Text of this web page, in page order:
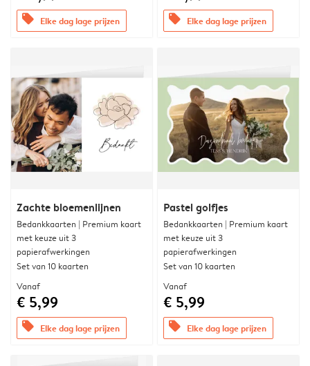
offers Elke dag lage prijzen offers Elke dag lage prijzen
Zachte bloemenlijnen
Bedankkaarten | Premium kaart
met keuze uit 3
papierafwerkingen
Set van 10 kaarten
Vanaf
€ 5,99
offers Elke dag lage prijzen
Pastel golfjes
Bedankkaarten | Premium kaart
met keuze uit 3
papierafwerkingen
Set van 10 kaarten
Vanaf
€ 5,99
offers Elke dag lage prijzen